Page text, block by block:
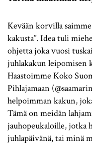
Kevään korvilla
kakusta”. Idea tuli
ohjetta joka vuosi
juhlakakun leipomisen
Haastoimme Koko
Pihlajamaan
helpoimman kakun,
Tämä on meidän
jauhopeukaloille, jotka
juhlapäivänä, tai minä